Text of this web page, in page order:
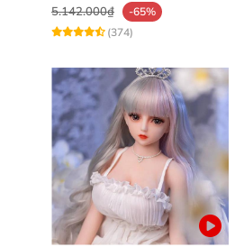
5.142.000₫
-65%
(374)